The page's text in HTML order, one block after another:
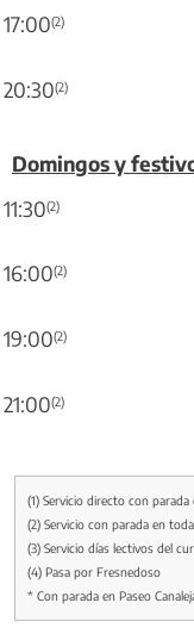
17:00(2)
20:30(2)
Domingos y
11:30(2)
16:00(2)
19:00(2)
21:00(2)
(1) Servicio directo con parada
(2) Servicio con parada en
(3) Servicio días lectivos del
(4) Pasa por Fresnedoso
* Con parada en Paseo